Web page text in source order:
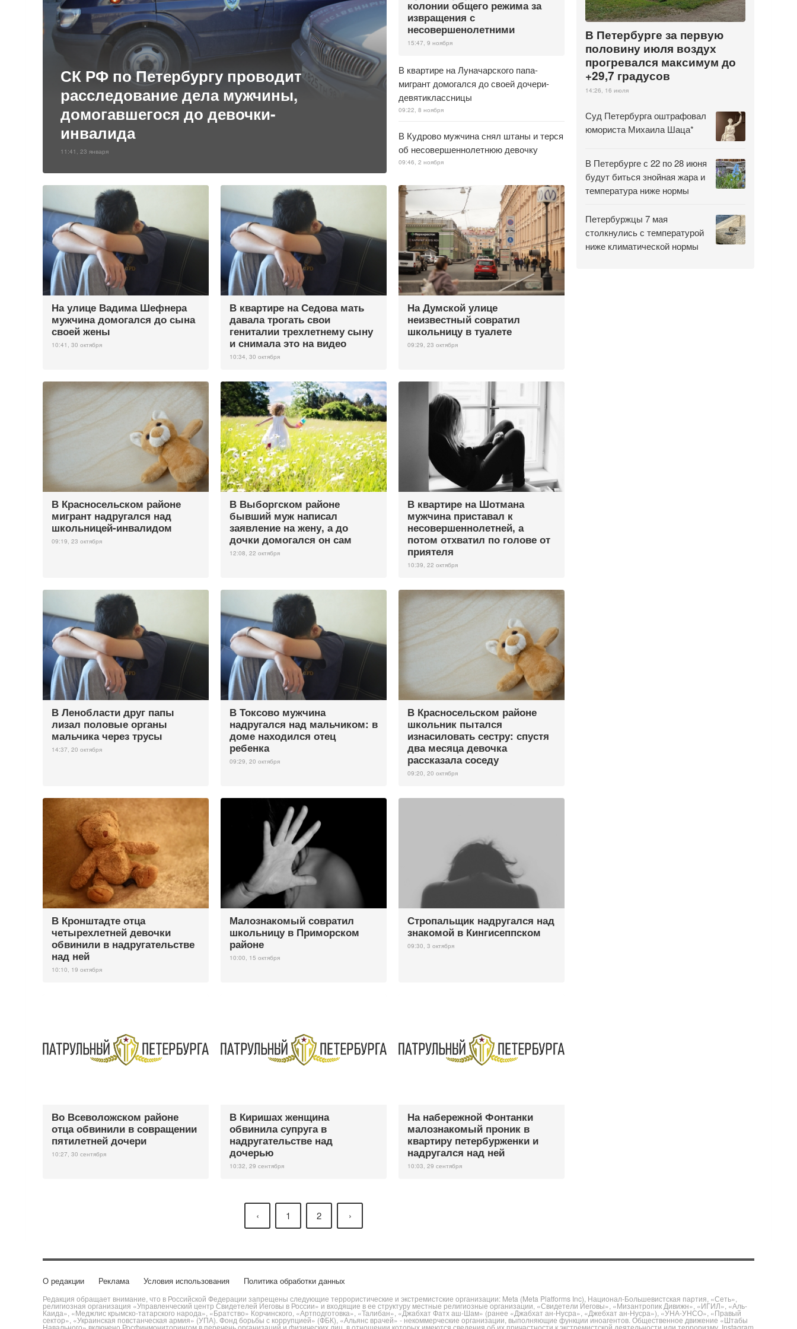
СК РФ по Петербургу проводит
расследование дела мужчины,
домогавшегося до девочки-
инвалида
11:41, 23 января
колонии общего режима за
извращения с
несовершенолетними
15:47, 9 ноября
В квартире на Луначарского папа-
мигрант домогался до своей дочери-
девятиклассницы
09:22, 8 ноября
В Кудрово мужчина снял штаны и терся
об несовершеннолетнюю девочку
09:46, 2 ноября
На улице Вадима Шефнера
мужчина домогался до сына
своей жены
10:41, 30 октября
В квартире на Седова мать
давала трогать свои
гениталии трехлетнему сыну
и снимала это на видео
10:34, 30 октября
На Думской улице
неизвестный совратил
школьницу в туалете
09:29, 23 октября
В Красносельском районе
мигрант надругался над
школьницей-инвалидом
09:19, 23 октября
В Выборгском районе
бывший муж написал
заявление на жену, а до
дочки домогался он сам
12:08, 22 октября
В квартире на Шотмана
мужчина приставал к
несовершеннолетней, а
потом отхватил по голове от
приятеля
10:39, 22 октября
В Ленобласти друг папы
лизал половые органы
мальчика через трусы
14:37, 20 октября
В Токсово мужчина
надругался над мальчиком: в
доме находился отец
ребенка
09:29, 20 октября
В Красносельском районе
школьник пытался
изнасиловать сестру: спустя
два месяца девочка
рассказала соседу
09:20, 20 октября
В Кронштадте отца
четырехлетней девочки
обвинили в надругательстве
над ней
10:10, 19 октября
Малознакомый совратил
школьницу в Приморском
районе
10:00, 15 октября
Стропальщик надругался над
знакомой в Кингисеппском
09:30, 3 октября
Во Всеволожском районе
отца обвинили в совращении
пятилетней дочери
10:27, 30 сентября
В Киришах женщина
обвинила супруга в
надругательстве над
дочерью
10:32, 29 сентября
На набережной Фонтанки
малознакомый проник в
квартиру петербурженки и
надругался над ней
10:03, 29 сентября
‹ 1 2 ›
В Петербурге за первую
половину июля воздух
прогревался максимум до
+29,7 градусов
14:26, 16 июля
Суд Петербурга оштрафовал
юмориста Михаила Шаца*
В Петербурге с 22 по 28 июня
будут биться знойная жара и
температура ниже нормы
Петербуржцы 7 мая
столкнулись с температурой
ниже климатической нормы
О редакции Реклама Условия использования Политика обработки данных
Редакция обращает внимание, что в Российской Федерации запрещены следующие террористические и экстремистские организации: Meta (Meta Platforms Inc), Национал-Большевистская партия, «Сеть»,
религиозная организация «Управленческий центр Свидетелей Иеговы в России» и входящие в ее структуру местные религиозные организации, «Свидетели Иеговы», «Мизантропик Дивижн», «ИГИЛ», «Аль-
Каида», «Меджлис крымско-татарского народа», «Братство» Корчинского, «Артподготовка», «Талибан», «Джабхат Фатх аш-Шам» (ранее «Джабхат ан-Нусра», «Джебхат ан-Нусра»), «УНА-УНСО», «Правый
сектор», «Украинская повстанческая армия» (УПА). Фонд борьбы с коррупцией» (ФБК), «Альянс врачей» - некоммерческие организации, выполняющие функции иноагентов. Общественное движение «Штабы
Навального» включено Росфинмониторингом в перечень организаций и физических лиц, в отношении которых имеются сведения об их причастности к экстремистской деятельности или терроризму. Instagram